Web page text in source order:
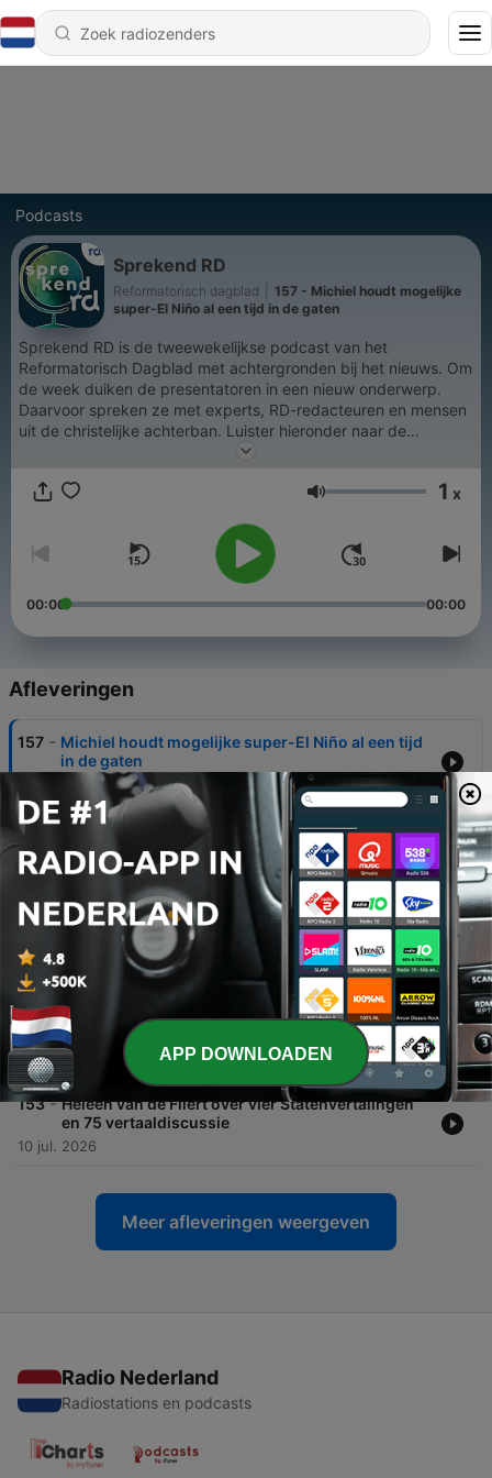
Podcasts
Sprekend RD
Reformatorisch dagblad
157 - Michiel houdt mogelijke
super-El Niño al een tijd in de gaten
Sprekend RD is de tweewekelijkse podcast van het
Reformatorisch Dagblad met achtergronden bij het nieuws. Om
de week duiken de presentatoren in een nieuw onderwerp.
Daarvoor spreken ze met experts, RD-redacteuren en mensen
uit de christelijke achterban. Luister hieronder naar de
beschikbare afleveringen en abonneer je op Sprekend RD.
Volume 1 x
00:00 00:00
Afleveringen
157 - Michiel houdt mogelijke super-El Niño al een tijd
in de gaten
Thu, 6 Aug 2026 22:00:00 +0000
156 -
Arno zag hordes politieagenten bij rellen in
voetbalstadion en vroeg zich af: wie betaalt dit
eigenlijk?
155 - Door een inval van de vreemdelingenpolitie
raakte Sytse geïnteresseerd in uitzendkrachten
23 jul. 2026
154 - Hannah van den Bosch: „Heel ingrijpend om te
schrijven over werken in de prostitutie”
17 jul. 2026
153 - Heleen van de Fliert over vier Statenvertalingen
en 75 vertaaldiscussie
10 jul. 2026
Meer afleveringen weergeven
Radio Nederland
Radiostations en podcasts
APP DOWNLOADEN